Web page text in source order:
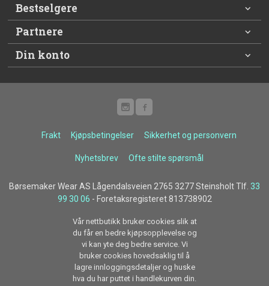
Bestselgere
Partnere
Din konto
Frakt Kjøpsbetingelser Sikkerhet og personvern
Nyhetsbrev Ofte stilte spørsmål
Børsemaker Wear AS Lågendalsveien 2765 3277 Steinsholt Tlf. 33
99 30 06 - Foretaksregisteret 813738902
Vår nettbutikk bruker cookies slik at
du får en bedre kjøpsopplevelse og
vi kan yte deg bedre service. Vi
bruker cookies hovedsaklig til å
lagre innloggingsdetaljer og huske
hva du har puttet i handlekurven din.